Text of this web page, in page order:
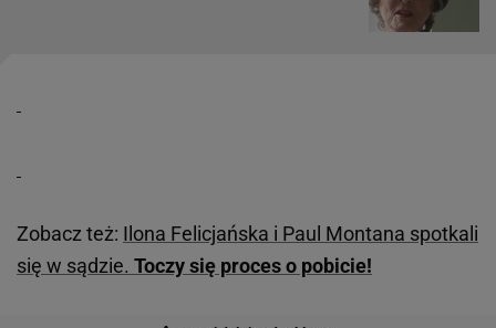
Zobacz też: Ilona Felicjańska i Paul Montana spotkali
się w sądzie. Toczy się proces o pobicie!